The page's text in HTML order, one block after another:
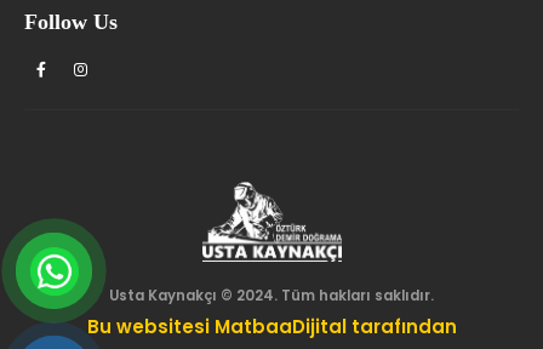
Follow Us
Usta Kaynakçı © 2024. Tüm hakları saklıdır.
Bu websitesi MatbaaDijital tarafından